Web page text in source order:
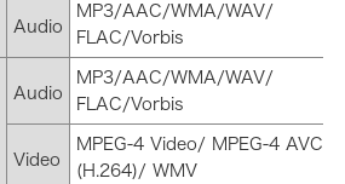
Audio
MP3/AAC/WMA/WAV/
FLAC/Vorbis
Audio
MP3/AAC/WMA/WAV/
FLAC/Vorbis
Video
MPEG-4 Video/ MPEG-4 AVC
(H.264)/ WMV